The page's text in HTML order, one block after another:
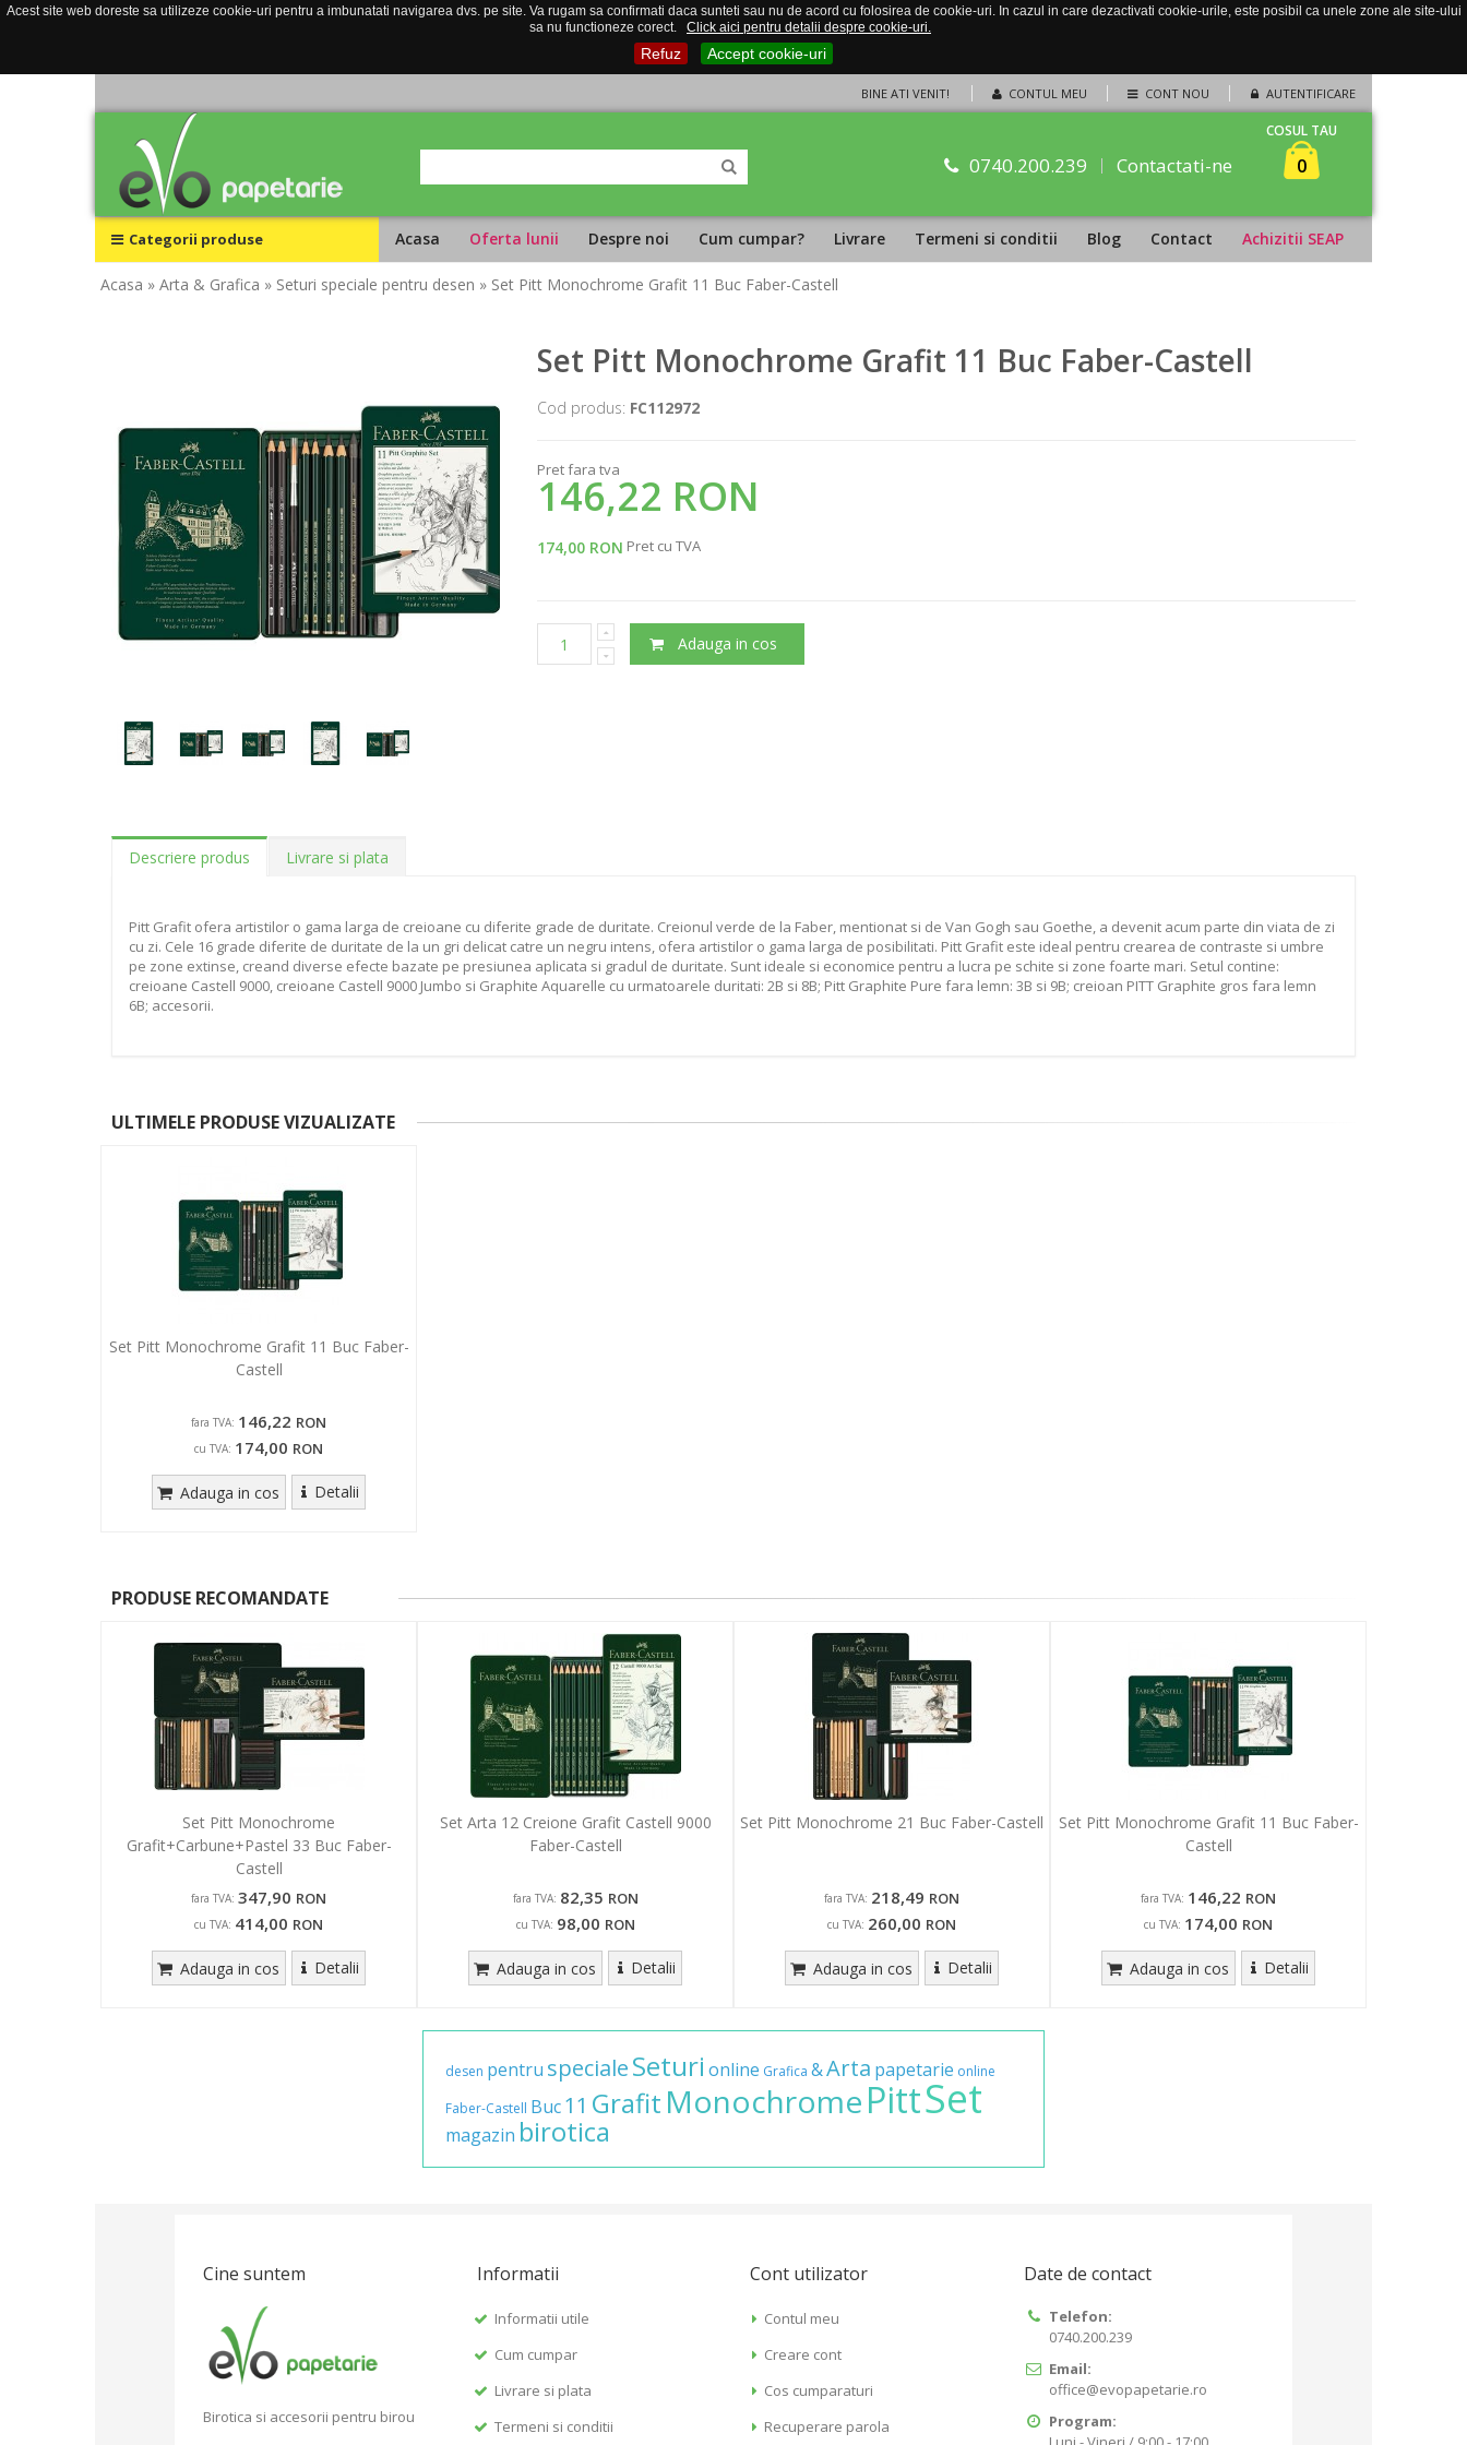
Acest site web doreste sa utilizeze cookie-uri pentru a imbunatati navigarea dvs. pe site. Va rugam sa confirmati daca sunteti sau nu de acord cu folosirea de cookie-uri. In cazul in care dezactivati cookie-urile, este posibil ca unele zone ale site-ului
sa nu functioneze corect.
Click aici pentru detalii despre cookie-uri.
Refuz Accept cookie-uri
CONTUL MEU CONT NOU AUTENTIFICARE
BINE ATI VENIT!
0740.200.239 Contactati-ne
COSUL TAU
0
Categorii produse Acasa Oferta lunii Despre noi Cum cumpar? Livrare Termeni si conditii Blog Contact Achizitii SEAP
Acasa » Arta & Grafica » Seturi speciale pentru desen » Set Pitt Monochrome Grafit 11 Buc Faber-Castell
Set Pitt Monochrome Grafit 11 Buc Faber-Castell
Cod produs: FC112972
Pret fara tva
146,22 RON
174,00 RON Pret cu TVA
Adauga in cos
Descriere produs Livrare si plata
Pitt Grafit ofera artistilor o gama larga de creioane cu diferite grade de duritate. Creionul verde de la Faber, mentionat si de Van Gogh sau Goethe, a devenit acum parte din viata de zi
cu zi. Cele 16 grade diferite de duritate de la un gri delicat catre un negru intens, ofera artistilor o gama larga de posibilitati. Pitt Grafit este ideal pentru crearea de contraste si umbre
pe zone extinse, creand diverse efecte bazate pe presiunea aplicata si gradul de duritate. Sunt ideale si economice pentru a lucra pe schite si zone foarte mari. Setul contine:
creioane Castell 9000, creioane Castell 9000 Jumbo si Graphite Aquarelle cu urmatoarele duritati: 2B si 8B; Pitt Graphite Pure fara lemn: 3B si 9B; creioan PITT Graphite gros fara lemn
6B; accesorii.
ULTIMELE PRODUSE VIZUALIZATE
Set Pitt Monochrome Grafit 11 Buc Faber-
Castell
fara TVA: 146,22 RON
cu TVA: 174,00 RON
Adauga in cos Detalii
PRODUSE RECOMANDATE
Set Pitt Monochrome
Grafit+Carbune+Pastel 33 Buc Faber-
Castell
fara TVA: 347,90 RON
cu TVA: 414,00 RON
Adauga in cos Detalii
Set Arta 12 Creione Grafit Castell 9000
Faber-Castell
fara TVA: 82,35 RON
cu TVA: 98,00 RON
Adauga in cos Detalii
Set Pitt Monochrome 21 Buc Faber-Castell
fara TVA: 218,49 RON
cu TVA: 260,00 RON
Adauga in cos Detalii
Set Pitt Monochrome Grafit 11 Buc Faber-
Castell
fara TVA: 146,22 RON
cu TVA: 174,00 RON
Adauga in cos Detalii
desen pentru specialeSeturi online Grafica &Arta papetarie online
Faber-Castell Buc11 Grafit MonochromePittSet
magazin birotica
Cine suntem
Birotica si accesorii pentru birou
Informatii
Informatii utile
Cum cumpar
Livrare si plata
Termeni si conditii
Cont utilizator
Contul meu
Creare cont
Cos cumparaturi
Recuperare parola
Date de contact
Telefon:
0740.200.239
Email:
office@evopapetarie.ro
Program: